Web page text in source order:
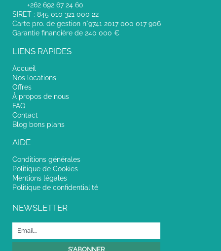
+262 692 67 24 60
SIRET : 845 010 321 000 22
Carte pro. de gestion n°9741 2017 000 017 906
Garantie financière de 240 000 €
LIENS RAPIDES
Accueil
Nos locations
Offres
À propos de nous
FAQ
Contact
Blog bons plans
AIDE
Conditions générales
Politique de Cookies
Mentions légales
Politique de confidentialité
NEWSLETTER